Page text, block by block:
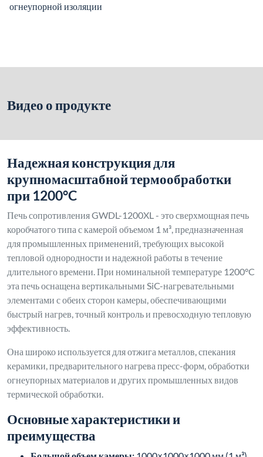
огнеупорной изоляции
Видео о продукте
Надежная конструкция для
крупномасштабной термообработки
при 1200°C
Печь сопротивления GWDL-1200XL - это сверхмощная печь
коробчатого типа с камерой объемом 1 м³, предназначенная
для промышленных применений, требующих высокой
тепловой однородности и надежной работы в течение
длительного времени. При номинальной температуре 1200°C
эта печь оснащена вертикальными SiC-нагревательными
элементами с обеих сторон камеры, обеспечивающими
быстрый нагрев, точный контроль и превосходную тепловую
эффективность.
Она широко используется для отжига металлов, спекания
керамики, предварительного нагрева пресс-форм, обработки
огнеупорных материалов и других промышленных видов
термической обработки.
Основные характеристики и
преимущества